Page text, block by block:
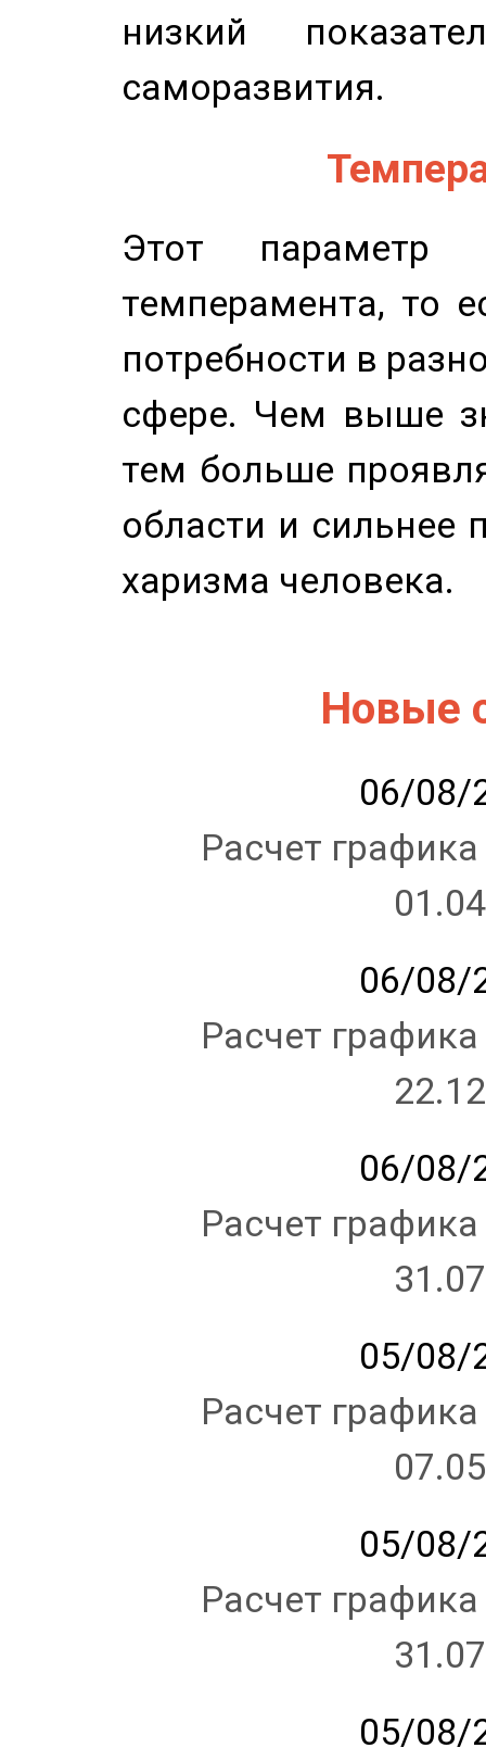
низкий
саморазвития.
Этот параметр
темперамента, то
потребности в
сфере. Чем выше
тем больше
области и сильнее
харизма человека.
Новые
06/08/
Расчет
06/08/
Расчет
06/08/
Расчет
05/08/
Расчет
05/08/
Расчет
05/08/